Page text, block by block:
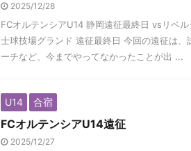
2025/12/28
FCオルテンシアU14 静岡遠征最終日 vsリベ
士球技場グランド 遠征最終日 今回の遠征は、
ーチなど、今までやってなかったことが出 ...
U14 合宿
FCオルテンシアU14遠征
2025/12/27